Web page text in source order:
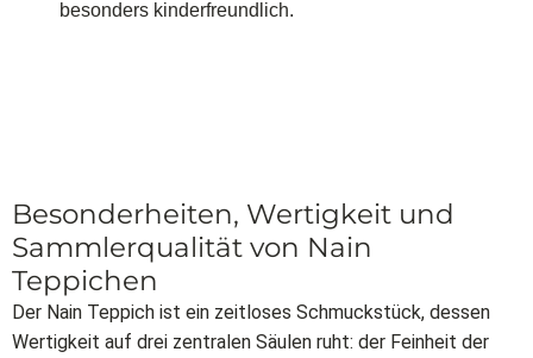
besonders kinderfreundlich.
Besonderheiten, Wertigkeit und
Sammlerqualität von Nain
Teppichen
Der Nain Teppich ist ein zeitloses Schmuckstück, dessen
Wertigkeit auf drei zentralen Säulen ruht: der Feinheit der